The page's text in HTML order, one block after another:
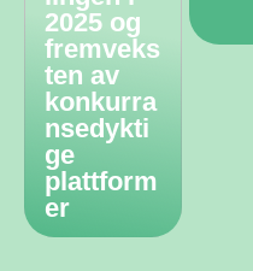
2025 og
fremveks
ten av
konkurra
nsedykti
ge
plattform
er